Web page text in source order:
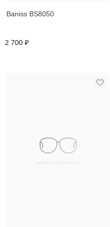
Baniss BS8050
2 700 ₽